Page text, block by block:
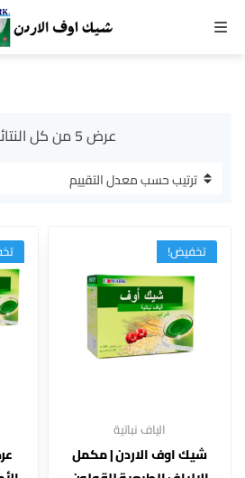
القائمة
عرض ⁦5⁩ من كل النتائج
تخفيض!
الياف نباتية
شيك اوف الاردن | مكمل